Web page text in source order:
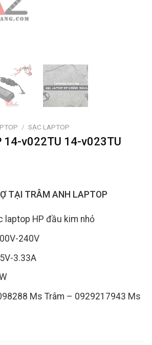
/ SẠC LAPTOP
14-v022TU 14-v023TU
TẠI TRÂM ANH LAPTOP
laptop HP đầu kim nhỏ
240V
3.33A
Ms Trâm – 0929217943 Ms